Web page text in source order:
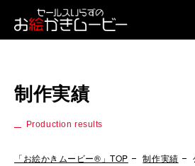
制作実績
Production results
「お絵かきムービー®」TOP 制作実績